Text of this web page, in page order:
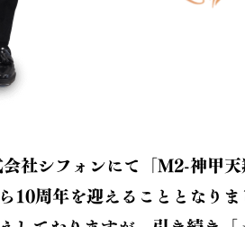
社シフォンにて「M2-神甲天
10周年を迎えることとなり